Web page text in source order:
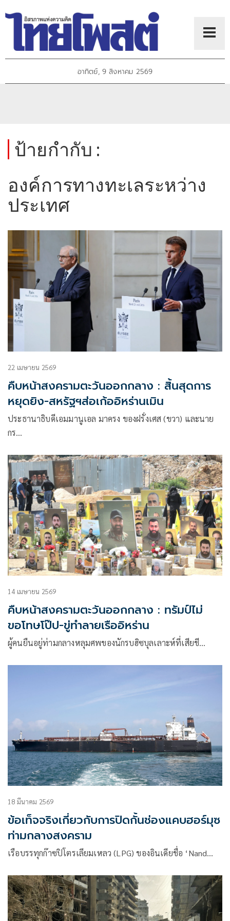
อาทิตย์, 9 สิงหาคม 2569
ป้ายกำกับ :
องค์การทางทะเลระหว่าง
ประเทศ
22 เมษายน 2569
คืบหน้าสงครามตะวันออกกลาง : สิ้นสุดการ
หยุดยิง-สหรัฐฯส่อเก้ออิหร่านเมิน
ประธานาธิบดีเอมมานูเอล มาครง ของฝรั่งเศส (ขวา) และนาย
กร…
14 เมษายน 2569
คืบหน้าสงครามตะวันออกกลาง : ทรัมป์ไม่
ขอโทษโป๊ป-ขู่ทำลายเรืออิหร่าน
ผู้คนยืนอยู่ท่ามกลางหลุมศพของนักรบฮิซบุลเลาะห์ที่เสียชี…
18 มีนาคม 2569
ข้อเท็จจริงเกี่ยวกับการปิดกั้นช่องแคบฮอร์มุซ
ท่ามกลางสงคราม
เรือบรรทุกก๊าซปิโตรเลียมเหลว (LPG) ของอินเดียชื่อ ‘Nand…